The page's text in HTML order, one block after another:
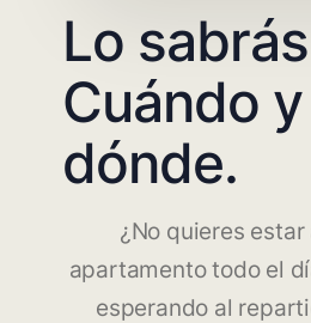
Lo
Cuándo y
dónde.
¿No quieres
apartamento todo el
esperando al